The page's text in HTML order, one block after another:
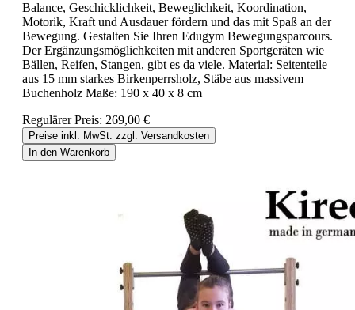
Balance, Geschicklichkeit, Beweglichkeit, Koordination,
Motorik, Kraft und Ausdauer fördern und das mit Spaß an der
Bewegung. Gestalten Sie Ihren Edugym Bewegungsparcours.
Der Ergänzungsmöglichkeiten mit anderen Sportgeräten wie
Bällen, Reifen, Stangen, gibt es da viele. Material: Seitenteile
aus 15 mm starkes Birkenperrsholz, Stäbe aus massivem
Buchenholz Maße: 190 x 40 x 8 cm
Regulärer Preis: 269,00 €
Preise inkl. MwSt. zzgl. Versandkosten
In den Warenkorb